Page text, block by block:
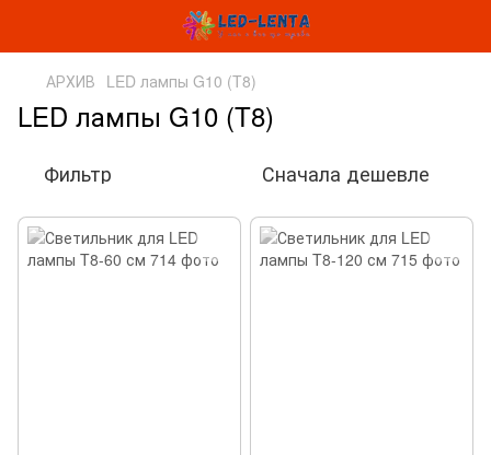
АРХИВ LED лампы G10 (T8)
LED лампы G10 (T8)
Фильтр Сначала дешевле